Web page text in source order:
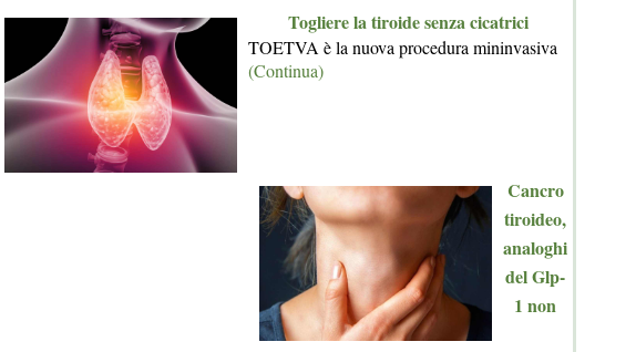
Togliere la tiroide senza cicatrici
TOETVA è la nuova procedura mininvasiva
(Continua)
Cancro
tiroideo,
analoghi
del Glp-
1 non